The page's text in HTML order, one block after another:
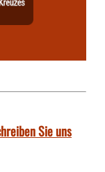
Sie uns